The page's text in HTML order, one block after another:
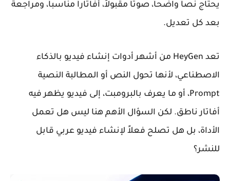
يحتاج نصاً واضحاً، صوتاً مقبولاً، أفاتاراً مناسباً، ومراجعة
بعد كل تعديل.
تعد HeyGen من أشهر أدوات إنشاء فيديو بالذكاء
الاصطناعي، لأنها تحول النص أو المطالبة النصية
Prompt، أو ما يعرف بالبرومبت، إلى فيديو يظهر فيه
أفاتار ناطق. لكن السؤال الأهم هنا ليس هل تعمل
الأداة، بل هل تصلح فعلاً لإنشاء فيديو عربي قابل
للنشر؟